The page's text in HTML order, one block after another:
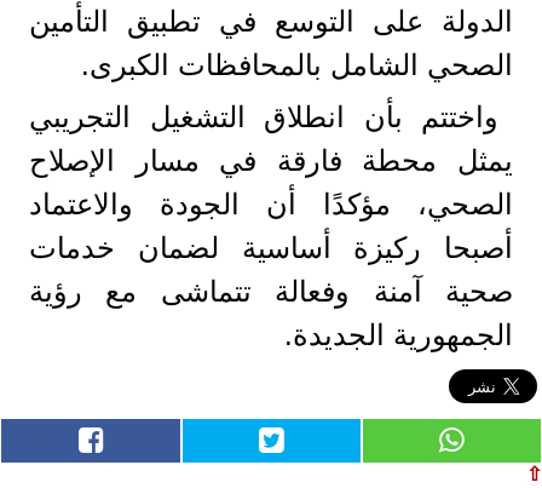
الدولة على التوسع في تطبيق التأمين
الصحي الشامل بالمحافظات الكبرى.
واختتم بأن انطلاق التشغيل التجريبي
يمثل محطة فارقة في مسار الإصلاح
الصحي، مؤكدًا أن الجودة والاعتماد
أصبحا ركيزة أساسية لضمان خدمات
صحية آمنة وفعالة تتماشى مع رؤية
الجمهورية الجديدة.
⇧